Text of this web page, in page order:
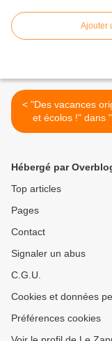
Ajouter
< "Des vacances originales
et écolos !" dans
compte fait" ce
Hébergé par
Top articles
Pages
Contact
Signaler un abus
C.G.U.
Cookies et données
Préférences cookies